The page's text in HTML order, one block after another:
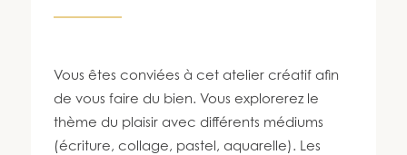
450 447-3576
Vous êtes conviées à cet atelier créatif afin
de vous faire du bien. Vous explorerez le
thème du plaisir avec différents médiums
(écriture, collage, pastel, aquarelle). Les